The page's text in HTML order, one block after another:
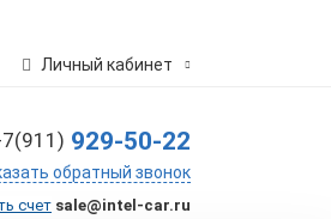
Личный кабинет
929-50-22
обратный звонок
счет sale@intel-car.ru